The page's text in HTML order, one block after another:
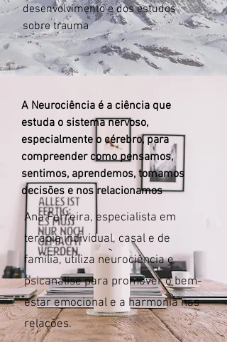
desenvolvimento e dos estudos
sobre trauma
A Neurociência é a ciência que
estuda o sistema nervoso,
especialmente o cérebro, para
compreender como pensamos,
sentimos, aprendemos, tomamos
decisões e nos relacionamos
Ana Ferreira, especialista em
terapia individual, casal e de
família, utiliza neurociência e
psicanálise para promover o bem-
estar emocional e a harmonia nas
relações.